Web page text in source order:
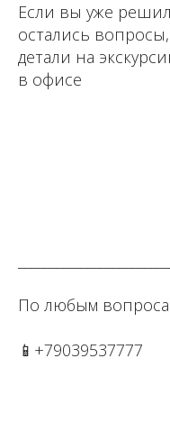
Если вы уже
остались
детали на
в офисе
По любым